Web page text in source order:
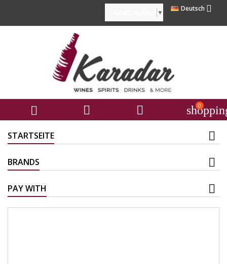
Deutsch 
▼
   0
STARTSEITE
BRANDS
PAY WITH